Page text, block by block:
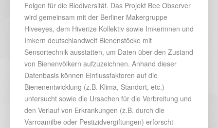
Folgen für die Biodiversität. Das Projekt Bee Observer
wird gemeinsam mit der Berliner Makergruppe
Hiveeyes, dem Hiverize Kollektiv sowie Imkerinnen und
Imkern deutschlandweit Bienenstöcke mit
Sensortechnik ausstatten, um Daten über den Zustand
von Bienenvölkern aufzuzeichnen. Anhand dieser
Datenbasis können Einflussfaktoren auf die
Bienenentwicklung (z.B. Klima, Standort, etc.)
untersucht sowie die Ursachen für die Verbreitung und
den Verlauf von Erkrankungen (z.B. durch die
Varroamilbe oder Pestizidvergiftungen) erforscht